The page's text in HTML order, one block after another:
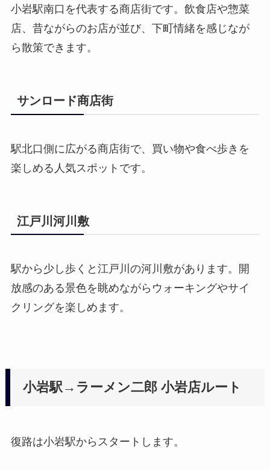
小岩駅南口を代表する商店街です。飲食店や惣菜
店、昔ながらのお店が並び、下町情緒を感じなが
ら散策できます。
サンロード商店街
駅北口側に広がる商店街で、買い物や食べ歩きを
楽しめる人気スポットです。
江戸川河川敷
駅から少し歩くと江戸川の河川敷があります。開
放感のある景色を眺めながらウォーキングやサイ
クリングを楽しめます。
小岩駅→ラーメン二郎 小岩店ルート
復路は小岩駅からスタートします。